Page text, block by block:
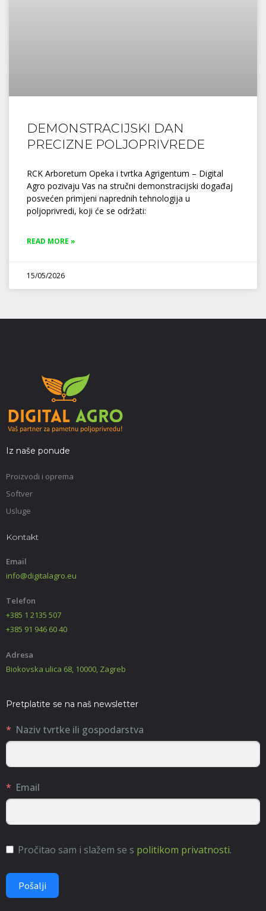
DEMONSTRACIJSKI DAN
PRECIZNE POLJOPRIVREDE
RCK Arboretum Opeka i tvrtka Agrigentum – Digital
Agro pozivaju Vas na stručni demonstracijski događaj
posvećen primjeni naprednih tehnologija u
poljoprivredi, koji će se održati:
READ MORE »
15/05/2026
Iz naše ponude
Proizvodi i oprema
Softver
Usluge
Kontakt
Email
info@digitalagro.eu
Telefon
+385 1 2135 507
+385 91 946 60 40
Adresa
Biokovska ulica 68, 10000, Zagreb
Pretplatite se na naš newsletter
Naziv tvrtke ili gospodarstva
Email
Pročitao sam i slažem se s politikom privatnosti.
Pošalji